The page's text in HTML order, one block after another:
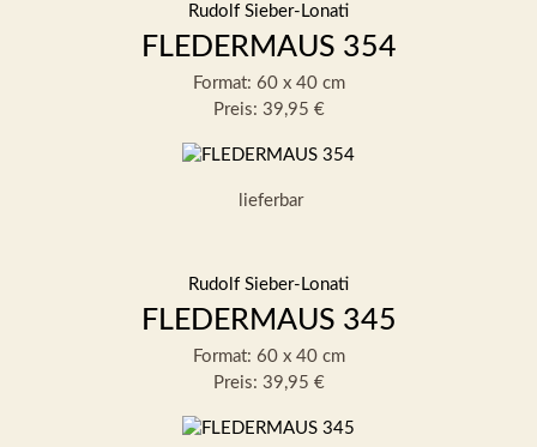
Rudolf Sieber-Lonati
FLEDERMAUS 354
Format: 60 x 40 cm
Preis: 39,95 €
lieferbar
Rudolf Sieber-Lonati
FLEDERMAUS 345
Format: 60 x 40 cm
Preis: 39,95 €